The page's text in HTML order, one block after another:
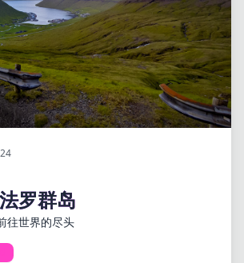
罗群岛
往世界的尽头